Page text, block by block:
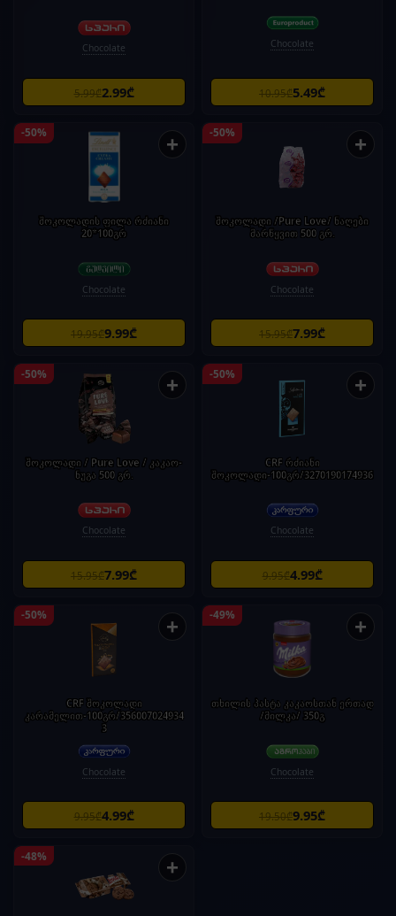
Chocolate
5.99₾2.99₾
Chocolate
10.95₾5.49₾
-50% +
შოკოლადის ფილა რძიანი
20*100გრ
Chocolate
19.95₾9.99₾
-50% +
შოკოლადი /Pure Love/ ნაღები
მარწყვით 500 გრ.
Chocolate
15.95₾7.99₾
-50% +
შოკოლადი / Pure Love / კაკაო-
ნუგა 500 გრ.
Chocolate
15.95₾7.99₾
-50% +
CRF რძიანი
შოკოლადი-100გრ/3270190174936
Chocolate
9.95₾4.99₾
-50% +
CRF შოკოლადი
კარამელით-100გრ/356007024934
3
Chocolate
9.95₾4.99₾
-49% +
თხილის პასტა კაკაოსთან ერთად
/მილკა/ 350გ
Chocolate
19.50₾9.95₾
-48% +